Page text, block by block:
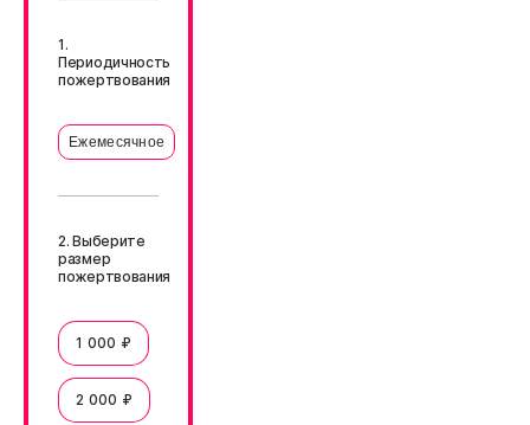
1.
Периодичность
пожертвования
Ежемесячное
2. Выберите
размер
пожертвования
1 000 ₽
2 000 ₽